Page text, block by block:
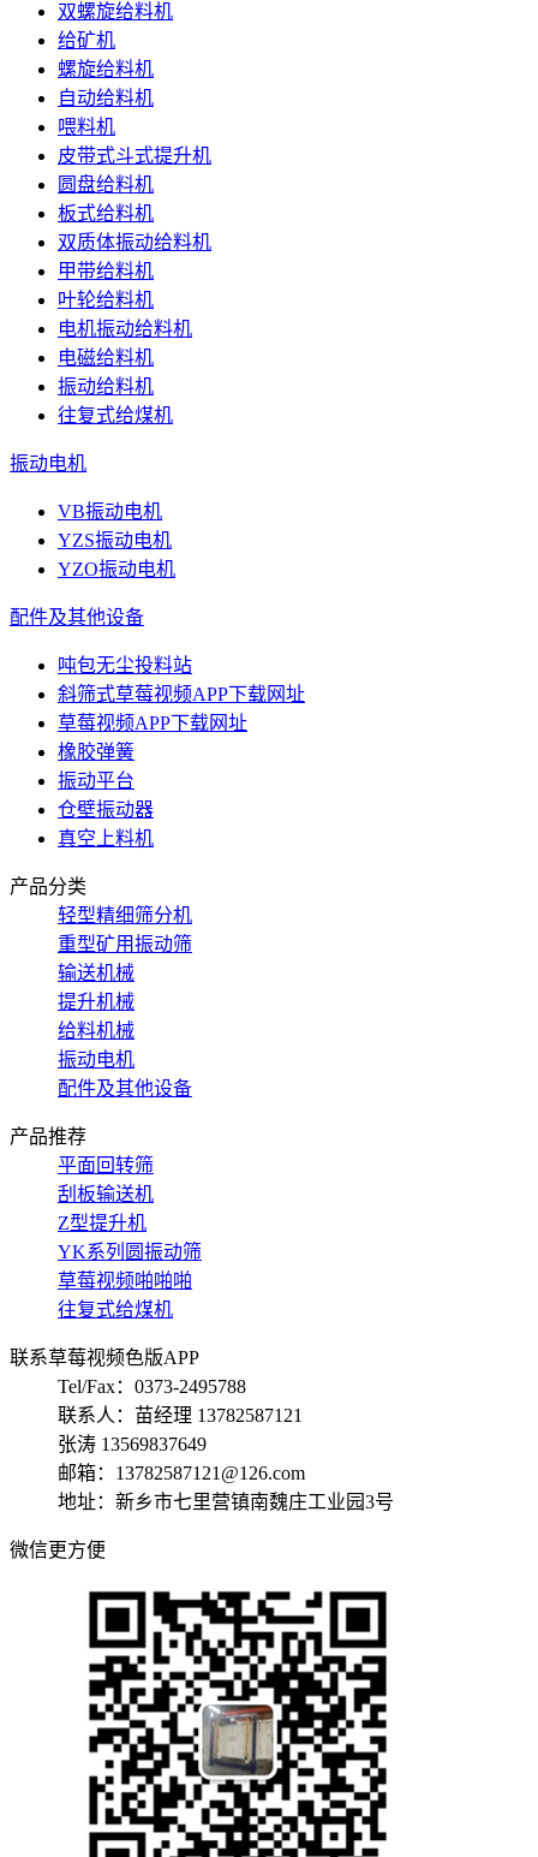
双螺旋给料机
给矿机
螺旋给料机
自动给料机
喂料机
皮带式斗式提升机
圆盘给料机
板式给料机
双质体振动给料机
甲带给料机
叶轮给料机
电机振动给料机
电磁给料机
振动给料机
往复式给煤机
振动电机
VB振动电机
YZS振动电机
YZO振动电机
配件及其他设备
吨包无尘投料站
斜筛式草莓视频APP下载网址
草莓视频APP下载网址
橡胶弹簧
振动平台
仓壁振动器
真空上料机
产品分类
轻型精细筛分机
重型矿用振动筛
输送机械
提升机械
给料机械
振动电机
配件及其他设备
产品推荐
平面回转筛
刮板输送机
Z型提升机
YK系列圆振动筛
草莓视频啪啪啪
往复式给煤机
联系草莓视频色版APP
Tel/Fax：0373-2495788
联系人：苗经理 13782587121
张涛 13569837649
邮箱：13782587121@126.com
地址：新乡市七里营镇南魏庄工业园3号
微信更方便